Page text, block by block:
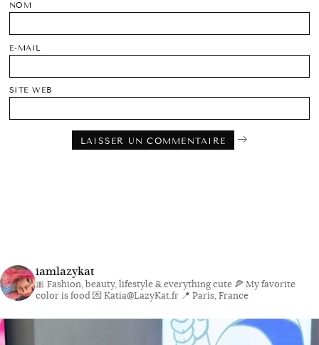
NOM
E-MAIL
SITE WEB
iamlazykat
🎀 Fashion, beauty, lifestyle & everything cute 🍕 My favorite
color is food💌 Katia@LazyKat.fr 📍 Paris, France